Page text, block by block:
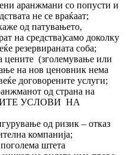
аранжмани со попусти и
не се враќаат;
од патувањето,
на средства)само доколку
резервираната соба;
цените (зголемување или
на нов ценовник нема
договорените услуги;
од страна на
УСЛОВИ НА
од ризик – отказ
компанија;
штета